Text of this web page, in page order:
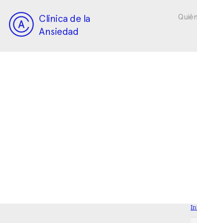
Clínica de la
Ansiedad